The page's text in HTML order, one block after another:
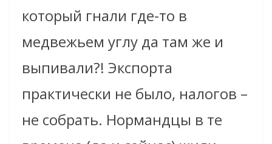
который гнали где-то в
медвежьем углу да там же и
выпивали?! Экспорта
практически не было, налогов –
не собрать. Нормандцы в те